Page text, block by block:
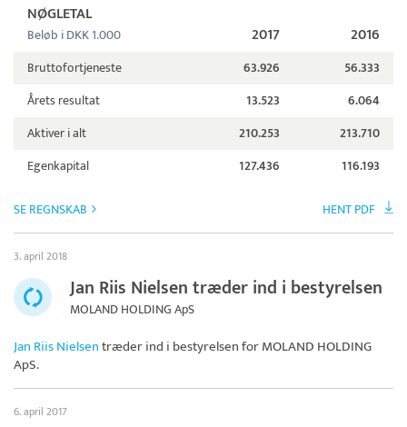
NØGLETAL
Beløb i DKK 1.000 2017 2016
Bruttofortjeneste 63.926
56.333
Årets resultat
13.523
6.064
Aktiver i alt
210.253
213.710
Egenkapital
127.436 116.193
SE REGNSKAB HENT PDF
3. april 2018
Jan Riis Nielsen træder ind i bestyrelsen
MOLAND HOLDING ApS
Jan Riis Nielsentræder ind i bestyrelsen forMOLAND HOLDING
ApS.
6. april 2017